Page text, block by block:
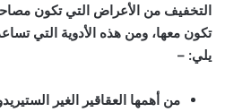
التخفيف من الأعراض التي تكون مصاحبة
تكون معها، ومن هذه الأدوية التي
يلي: –
من أهمها العقاقير الغير